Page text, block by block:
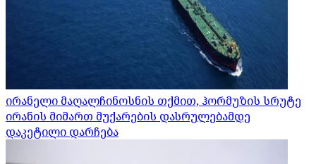
ირანელი მაღალჩინოსნის თქმით, ჰორმუზის სრუტე
ირანის მიმართ მუქარების დასრულებამდე
დაკეტილი დარჩება